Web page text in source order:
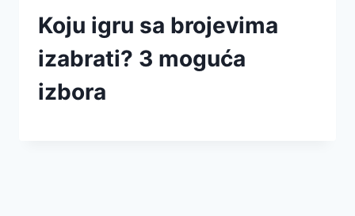
Koju igru sa brojevima
izabrati? 3 moguća
izbora